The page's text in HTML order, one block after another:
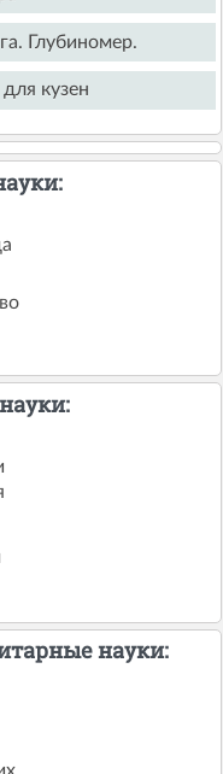
Глубиномер.
кузен
науки: